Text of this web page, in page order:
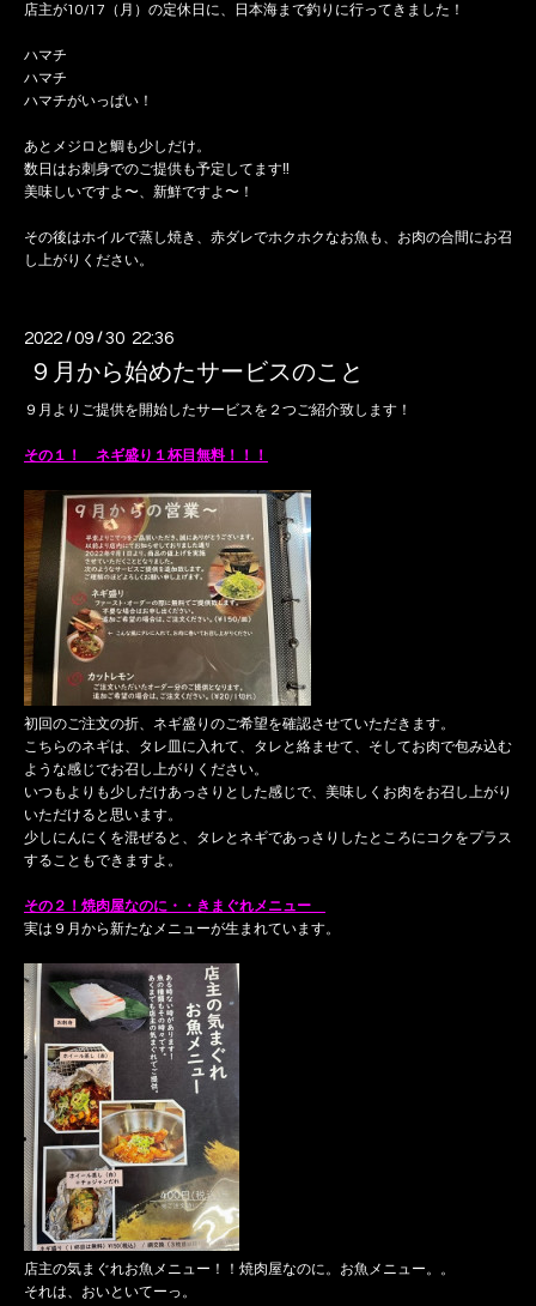
店主が10/17（月）の定休日に、日本海まで釣りに行ってきました！
ハマチ
ハマチ
ハマチがいっぱい！
あとメジロと鯛も少しだけ。
数日はお刺身でのご提供も予定してます‼️
美味しいですよ〜、新鮮ですよ〜！
その後はホイルで蒸し焼き、赤ダレでホクホクなお魚も、お肉の合間にお召
し上がりください。
2022 /09 /30 22:36
９月から始めたサービスのこと
９月よりご提供を開始したサービスを２つご紹介致します！
その１！ ネギ盛り１杯目無料！！！
初回のご注文の折、ネギ盛りのご希望を確認させていただきます。
こちらのネギは、タレ皿に入れて、タレと絡ませて、そしてお肉で包み込む
ような感じでお召し上がりください。
いつもよりも少しだけあっさりとした感じで、美味しくお肉をお召し上がり
いただけると思います。
少しにんにくを混ぜると、タレとネギであっさりしたところにコクをプラス
することもできますよ。
その２！焼肉屋なのに・・きまぐれメニュー
実は９月から新たなメニューが生まれています。
店主の気まぐれお魚メニュー！！焼肉屋なのに。お魚メニュー。。
それは、おいといてーっ。